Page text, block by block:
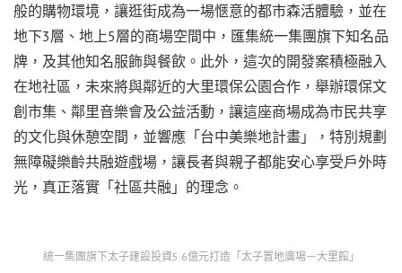
般的購物環境，讓逛街成為一場愜意的都市森活體驗，並在
地下3層、地上5層的商場空間中，匯集統一集團旗下知名品
牌，及其他知名服飾與餐飲。此外，這次的開發案積極融入
在地社區，未來將與鄰近的大里環保公園合作，舉辦環保文
創市集、鄰里音樂會及公益活動，讓這座商場成為市民共享
的文化與休憩空間，並響應「台中美樂地計畫」，特別規劃
無障礙樂齡共融遊戲場，讓長者與親子都能安心享受戶外時
光，真正落實「社區共融」的理念。
統一集團旗下太子建設投資5.6億元打造「太子置地廣場－大里館」